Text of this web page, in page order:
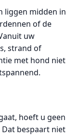
liggen midden in
of de
uw
strand of
met hond niet
hoeft u geen
bespaart niet